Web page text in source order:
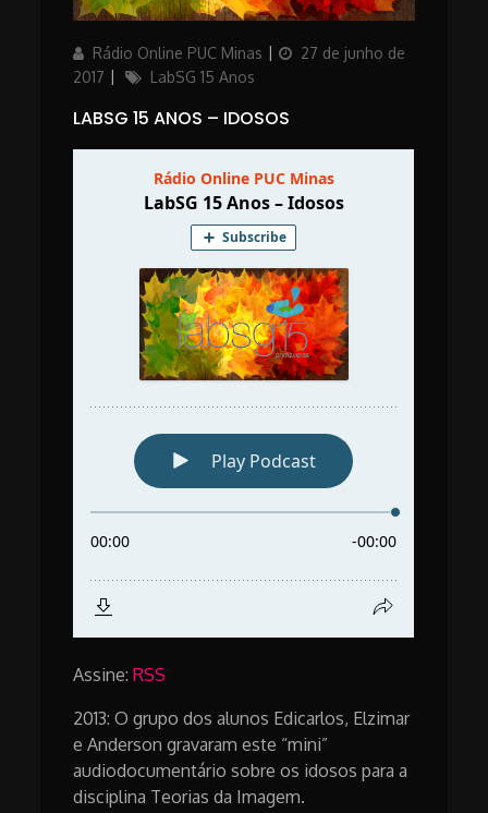
AuthorRádio Online PUC Minas
Posted27 de junho de
2017
Categories
LabSG 15 Anos
LABSG 15 ANOS – IDOSOS
Assine:RSS
2013: O grupo dos alunos Edicarlos, Elzimar
e Anderson gravaram este “mini”
audiodocumentário sobre os idosos para a
disciplina Teorias da Imagem.